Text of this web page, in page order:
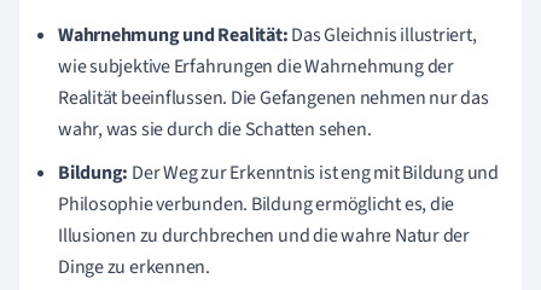
Wahrnehmung und Realität:Das Gleichnis illustriert,
wie subjektive Erfahrungen die Wahrnehmung der
Realität beeinflussen. Die Gefangenen nehmen nur das
wahr, was sie durch die Schatten sehen.
Bildung: Der Weg zur Erkenntnis ist eng mit Bildung und
Philosophie verbunden. Bildung ermöglicht es, die
Illusionen zu durchbrechen und die wahre Natur der
Dinge zu erkennen.